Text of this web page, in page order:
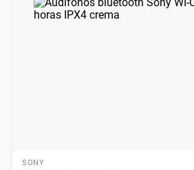
SONY